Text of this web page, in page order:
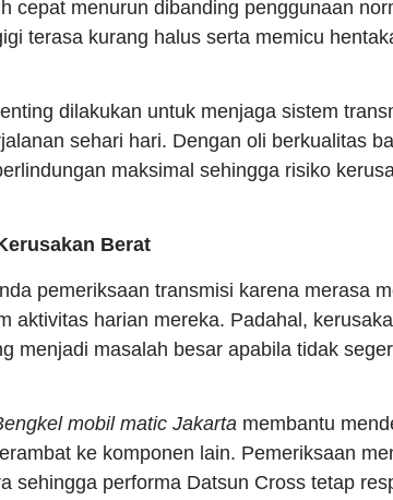
cepat menurun dibanding penggunaan
terasa kurang halus serta memicu
dilakukan untuk menjaga sistem
sehari hari. Dengan oli berkualitas
maksimal sehingga risiko
Berat
pemeriksaan transmisi karena merasa
aktivitas harian mereka. Padahal,
menjadi masalah besar apabila tidak
mobil matic Jakarta membantu
ke komponen lain. Pemeriksaan
sehingga performa Datsun Cross tetap